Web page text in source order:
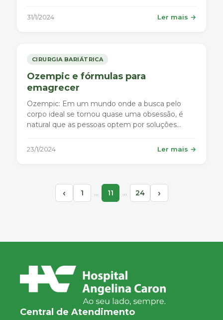
tapetes, cosméticos, malas, bolsas e acessórios
31/1/2024 Ler mais →
CIRURGIA BARIÁTRICA
Ozempic e fórmulas para
emagrecer
Ozempic: Em um mundo onde a busca pelo
corpo ideal se tornou quase uma obsessão, é
natural que as pessoas optem por soluções
23/1/2024 Ler mais →
‹ 1 … 11 … 24 ›
Central de Atendimento